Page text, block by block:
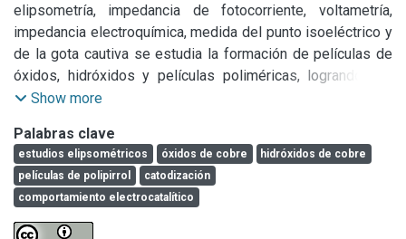
elipsometría, impedancia de fotocorriente, voltametría,
impedancia electroquímica, medida del punto isoeléctrico y
de la gota cautiva se estudia la formación de películas de
óxidos, hidróxidos y películas poliméricas, logrando una
descripción cuantitativa y detallada de estas interfaces en
ópticas.
- Temática desarrollada a) Estudios elipsométricos de
óxidos e hidróxidos de cobre. Estructura y espesor:
influencia del pH, de la luz y de la composición iónica.
b) Estudio elipsométrico de películas de polipirrol.
Show more
Palabras clave
estudios elipsométricos óxidos de cobre
hidróxidos de cobre
películas de polipirrol
catodización
comportamiento electrocatalítico